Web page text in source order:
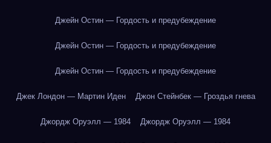
Джейн Остин — Гордость и предубеждение
Джейн Остин — Гордость и предубеждение
Джейн Остин — Гордость и предубеждение
Джек Лондон — Мартин Иден Джон Стейнбек — Гроздья гнева
Джордж Оруэлл — 1984 Джордж Оруэлл — 1984